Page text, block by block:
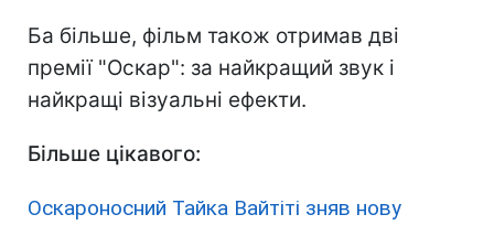
Ба більше, фільм також отримав дві
премії "Оскар": за найкращий звук і
найкращі візуальні ефекти.
Більше цікавого:
Оскароносний Тайка Вайтіті зняв нову